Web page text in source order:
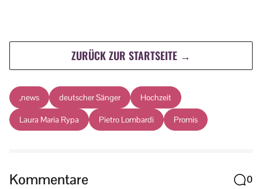
ZURÜCK ZUR STARTSEITE →
,news deutscher Sänger Hochzeit
Laura Maria Rypa Pietro Lombardi Promis
Kommentare 0